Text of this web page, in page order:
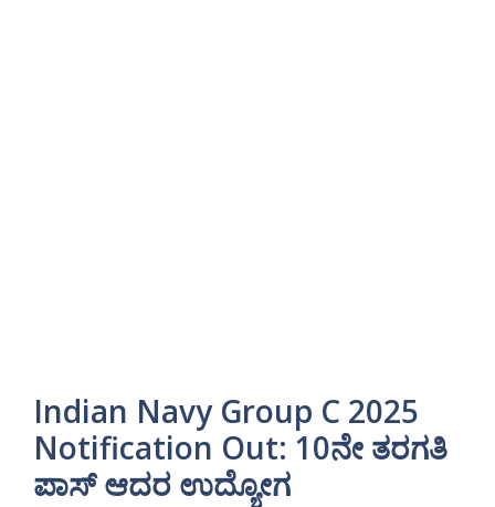
Indian Navy Group C 2025
Notification Out: 10ನೇ ತರಗತಿ
ಪಾಸ್ ಆದರ ಉದ್ಯೋಗ